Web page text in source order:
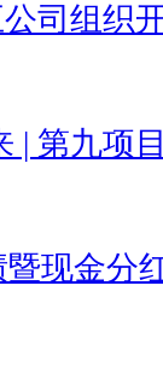
司组织
| 第九项
现金分